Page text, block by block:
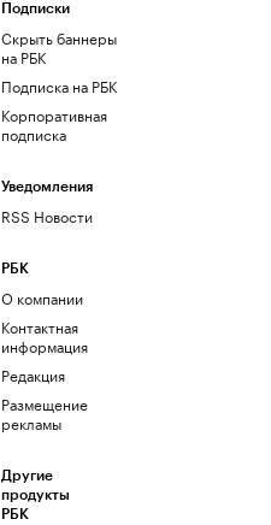
Подписки
Скрыть баннеры
на РБК
Подписка на РБК
Корпоративная
подписка
Уведомления
RSS Новости
РБК
О компании
Контактная
информация
Редакция
Размещение
рекламы
Другие
продукты
РБК